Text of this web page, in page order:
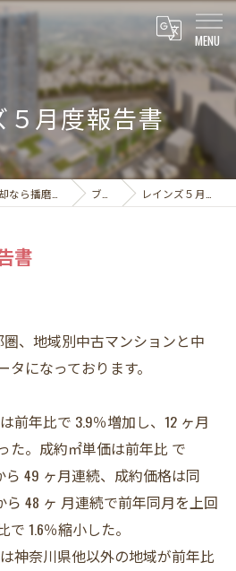
５月度報告書
ブログ レインズ５月度報告書
書
、地域別中古マンションと中
になっております。
前年比で 3.9％増加し、12 ヶ月
た。成約㎡単価は前年比 で
ら 49 ヶ月連続、成約価格は同
ら 48 ヶ 月連続で前年同月を上回
1.6％縮小した。
神奈川県他以外の地域が前年比